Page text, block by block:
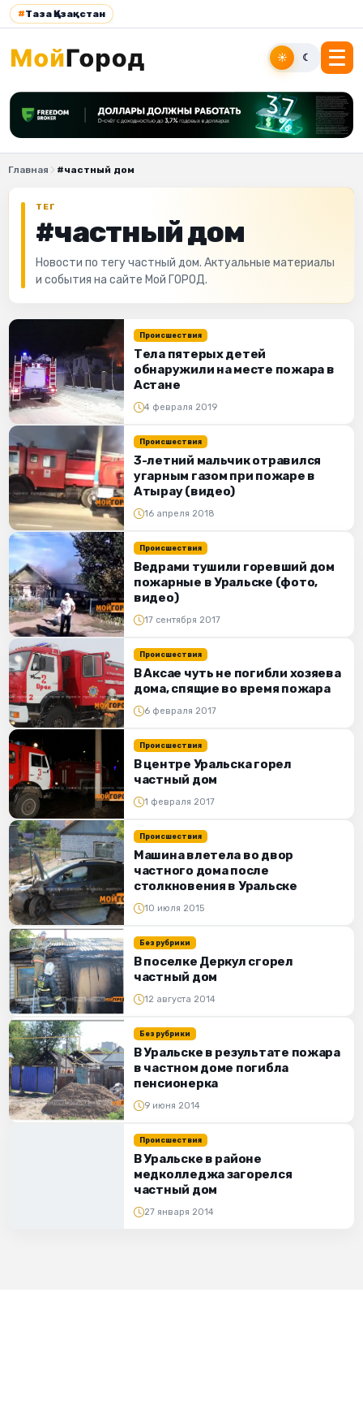
#Таза Қазақстан
☀ ☾
Главная #частный дом
ТЕГ
#частный дом
Новости по тегу частный дом. Актуальные материалы
и события на сайте Мой ГОРОД.
Происшествия
Тела пятерых детей
обнаружили на месте пожара в
Астане
4 февраля 2019
Происшествия
3-летний мальчик отравился
угарным газом при пожаре в
Атырау (видео)
16 апреля 2018
Происшествия
Ведрами тушили горевший дом
пожарные в Уральске (фото,
видео)
17 сентября 2017
Происшествия
В Аксае чуть не погибли хозяева
дома, спящие во время пожара
6 февраля 2017
Происшествия
В центре Уральска горел
частный дом
1 февраля 2017
Происшествия
Машина влетела во двор
частного дома после
столкновения в Уральске
10 июля 2015
Без рубрики
В поселке Деркул сгорел
частный дом
12 августа 2014
Без рубрики
В Уральске в результате пожара
в частном доме погибла
пенсионерка
9 июня 2014
Происшествия
В Уральске в районе
медколледжа загорелся
частный дом
27 января 2014